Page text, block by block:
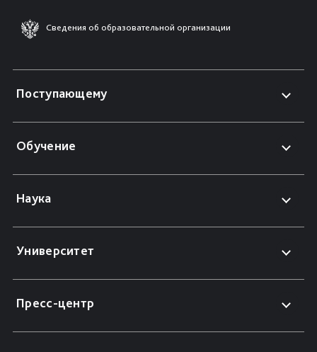
Сведения об образовательной организации
Поступающему
Обучение
Наука
Университет
Пресс-центр